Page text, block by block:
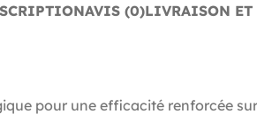
AVIS (0)LIVRAISON ET
pour une efficacité renforcée sur